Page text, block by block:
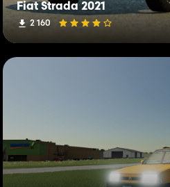
Fiat Strada 2021
2 160